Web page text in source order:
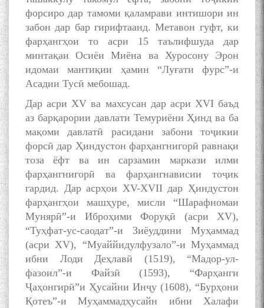
форсиро дар тамоми қаламрави интишори ин
забон дар бар гирифтаанд. Метавон гуфт, ки
фарҳангҳои то асри 15 таълифшуда дар
минтақаи Осиёи Миёна ва Хуросону Эрон
идомаи мантиқии ҳамин “Луғати фурс”-и
Асадии Тусӣ мебошад.
Дар асри XV ва махсусан дар асри XVI баъд
аз барқарории давлати Темуриёни Ҳинд ва ба
мақоми давлатӣ расидани забони тоҷикии
форсӣ дар Ҳиндустон фарҳангнигорӣ равнақи
тоза ёфт ва ин сарзамин маркази илми
фарҳангнигорӣ ва фарҳангнависии тоҷик
гардид. Дар асрҳои XV-XVII дар Ҳиндустон
фарҳангҳои машҳуре, мисли “Шарафномаи
Мунярӣ”-и Иброҳими Форуқӣ (асри XV),
“Туҳфат-ус-саодат”-и Зиёуддини Муҳаммад
(асри XV), “Муаййидулфузало”-и Муҳаммад
ибни Лоди Деҳлавӣ (1519), “Мадор-ул-
фазоил”-и Файзӣ (1593), “Фарҳанги
Ҷаҳонгирӣ”и Ҳусайни Инҷу (1608), “Бурҳони
Қотеъ”-и Муҳаммадҳусайн ибни Халафи